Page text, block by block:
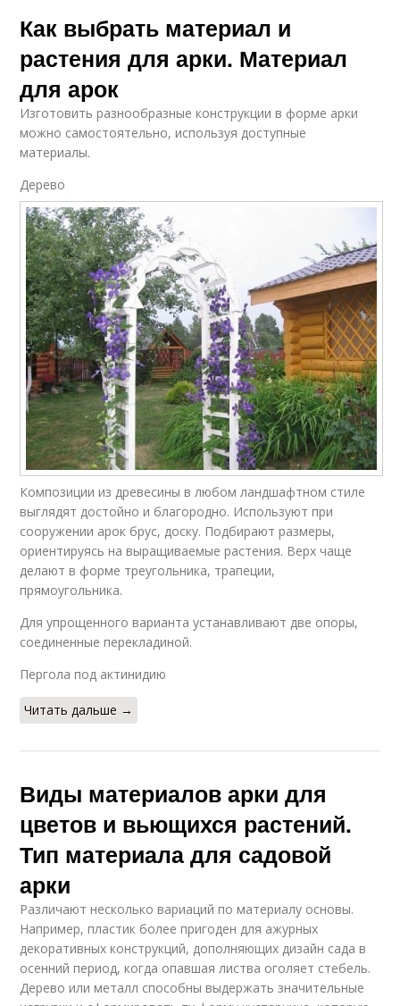
Как выбрать материал и
растения для арки. Материал
для арок
Изготовить разнообразные конструкции в форме арки
можно самостоятельно, используя доступные
материалы.
Дерево
Композиции из древесины в любом ландшафтном стиле
выглядят достойно и благородно. Используют при
сооружении арок брус, доску. Подбирают размеры,
ориентируясь на выращиваемые растения. Верх чаще
делают в форме треугольника, трапеции,
прямоугольника.
Для упрощенного варианта устанавливают две опоры,
соединенные перекладиной.
Пергола под актинидию
Читать дальше →
Виды материалов арки для
цветов и вьющихся растений.
Тип материала для садовой
арки
Различают несколько вариаций по материалу основы.
Например, пластик более пригоден для ажурных
декоративных конструкций, дополняющих дизайн сада в
осенний период, когда опавшая листва оголяет стебель.
Дерево или металл способны выдержать значительные